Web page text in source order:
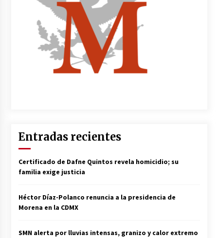
Entradas recientes
Certificado de Dafne Quintos revela homicidio; su
familia exige justicia
Héctor Díaz-Polanco renuncia a la presidencia de
Morena en la CDMX
SMN alerta por lluvias intensas, granizo y calor extremo